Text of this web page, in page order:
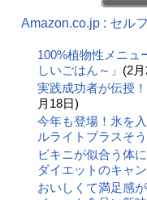
Amazon.co.jp : セル
100%植物性メニュ
しいごはん～」 (2
実践成功者が伝授
月18日)
今年も登場！氷を
ルライトプラスそ
ビキニが似合う体
ダイエットのキャ
おいしくて満足感